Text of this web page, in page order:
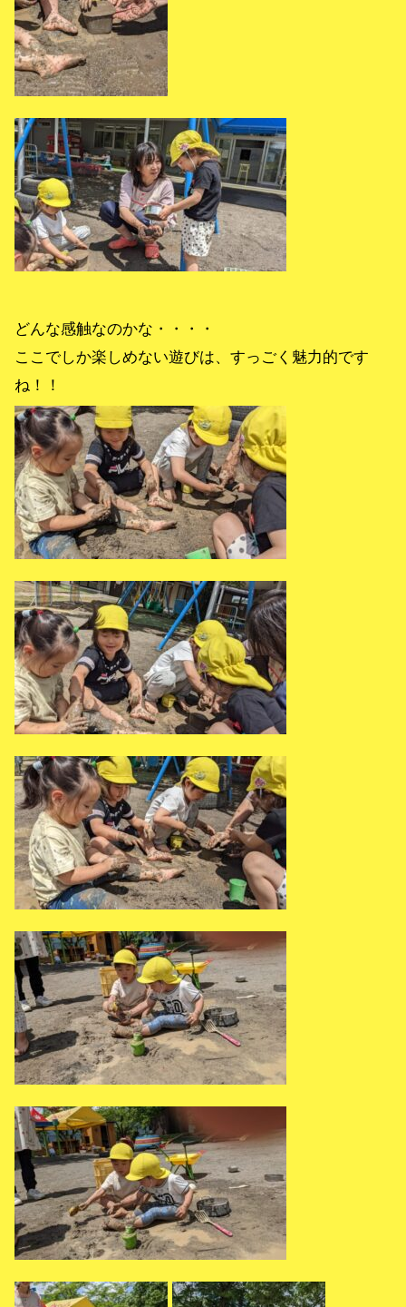
どんな感触なのかな・・・・
ここでしか楽しめない遊びは、すっごく魅力的です
ね！！